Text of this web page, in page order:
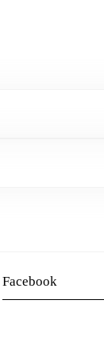
Facebook